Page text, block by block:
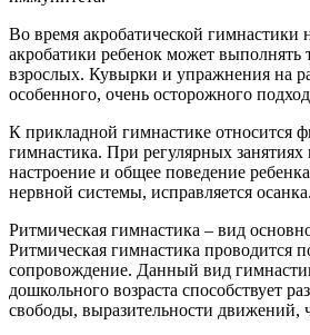
Во время акробатической гимнастики
акробатики ребенок может
взрослых. Кувырки и упражнения на
особенного, очень осторожного
К прикладной гимнастике относится
гимнастика. При регулярных занятиях
настроение и общее поведение
нервной системы, исправляется осанка.
Ритмическая гимнастика – вид
Ритмическая гимнастика проводится
сопровождение. Данный вид
дошкольного возраста способствует
свободы, выразительности движений,